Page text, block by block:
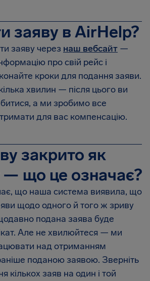
заяву в AirHelp?
заяву через наш вебсайт —
про свій рейс і
кроки для подання заяви.
хвилин — після цього ви
а ми зробимо все
для вас компенсацію.
закрито як
— що це означає?
що наша система виявила, що
щодо одного й того ж зриву
подана заява буде
Але не хвилюйтеся — ми
над отриманням
поданою заявою. Зверніть
кількох заяв на один і той